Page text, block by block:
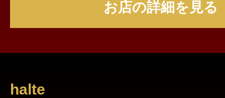
お店の詳細を見る
halte